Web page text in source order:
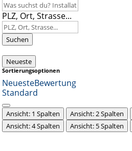
PLZ, Ort, Strasse...
Suchen
Neueste
Sortierungsoptionen
NeuesteBewertung
Standard
Ansicht: 1 Spalten Ansicht: 2 Spalten
Ansicht: 4 Spalten
Ansicht: 5 Spalten